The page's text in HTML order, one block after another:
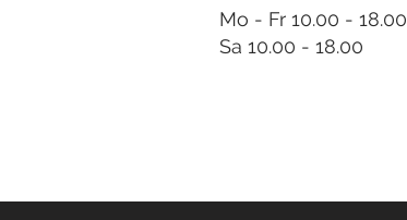
Mo - Fr 10.00 - 18.00
Sa 10.00 - 18.00